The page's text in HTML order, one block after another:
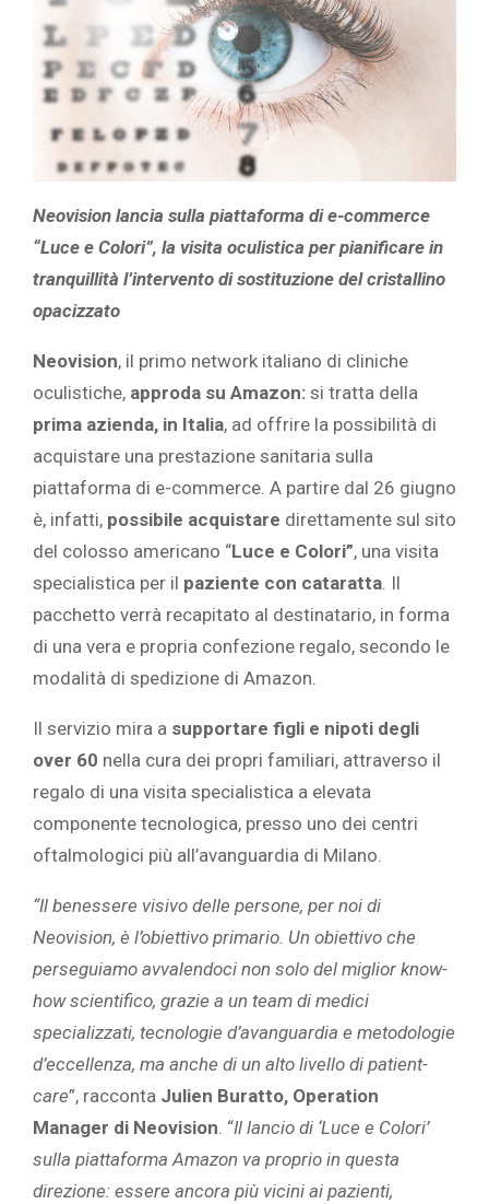
Neovision lancia sulla piattaforma di e-commerce
“Luce e Colori”, la visita oculistica per pianificare in
tranquillità l’intervento di sostituzione del cristallino
opacizzato
Neovision, il primo network italiano di cliniche
oculistiche, approda su Amazon: si tratta della
prima azienda, in Italia, ad offrire la possibilità di
acquistare una prestazione sanitaria sulla
piattaforma di e-commerce. A partire dal 26 giugno
è, infatti, possibile acquistare direttamente sul sito
del colosso americano “Luce e Colori”, una visita
specialistica per il paziente con cataratta. Il
pacchetto verrà recapitato al destinatario, in forma
di una vera e propria confezione regalo, secondo le
modalità di spedizione di Amazon.
Il servizio mira a supportare figli e nipoti degli
over 60 nella cura dei propri familiari, attraverso il
regalo di una visita specialistica a elevata
componente tecnologica, presso uno dei centri
oftalmologici più all’avanguardia di Milano.
“Il benessere visivo delle persone, per noi di
Neovision, è l’obiettivo primario. Un obiettivo che
perseguiamo avvalendoci non solo del miglior know-
how scientifico, grazie a un team di medici
specializzati, tecnologie d’avanguardia e metodologie
d’eccellenza, ma anche di un alto livello di patient-
care”, racconta Julien Buratto, Operation
Manager di Neovision. “Il lancio di ‘Luce e Colori’
sulla piattaforma Amazon va proprio in questa
direzione: essere ancora più vicini ai pazienti,